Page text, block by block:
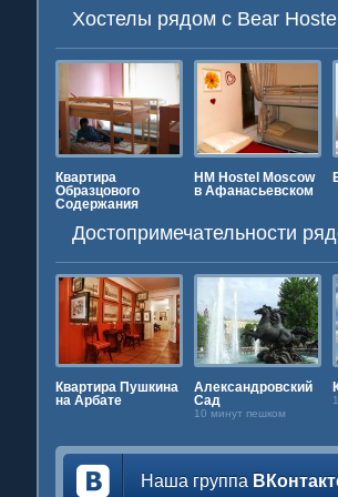
Хостелы рядом с Bear
Квартира
Образцового
Содержания
HM Hostel Moscow
в Афанасьевском
Достопримечательности
Квартира Пушкина
на Арбате
Александровский
Сад
10 минут пешком
Наша группа